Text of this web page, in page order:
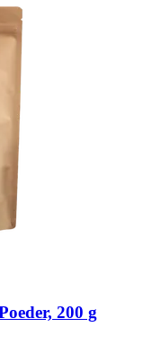
200 g